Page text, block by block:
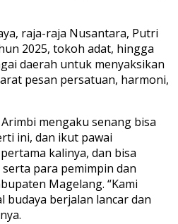
raja-raja Nusantara, Putri
2025, tokoh adat, hingga
daerah untuk menyaksikan
pesan persatuan, harmoni,
mengaku senang bisa
ini, dan ikut pawai
kalinya, dan bisa
para pemimpin dan
Magelang. “Kami
budaya berjalan lancar dan